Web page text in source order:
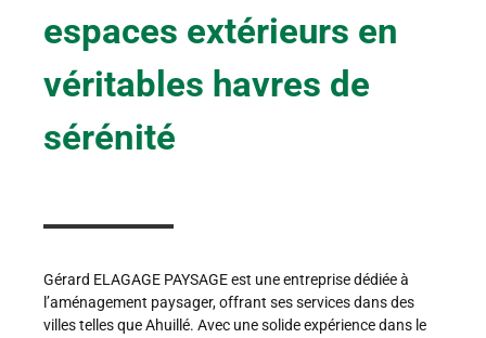
espaces extérieurs en
véritables havres de
sérénité
Gérard ELAGAGE PAYSAGE est une entreprise dédiée à
l’aménagement paysager, offrant ses services dans des
villes telles que Ahuillé. Avec une solide expérience dans le